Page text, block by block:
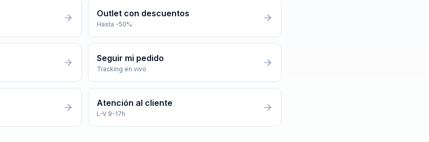
Outlet con descuentos
Hasta -50%
Seguir mi pedido
Tracking en vivo
Atención al cliente
L-V 9-17h